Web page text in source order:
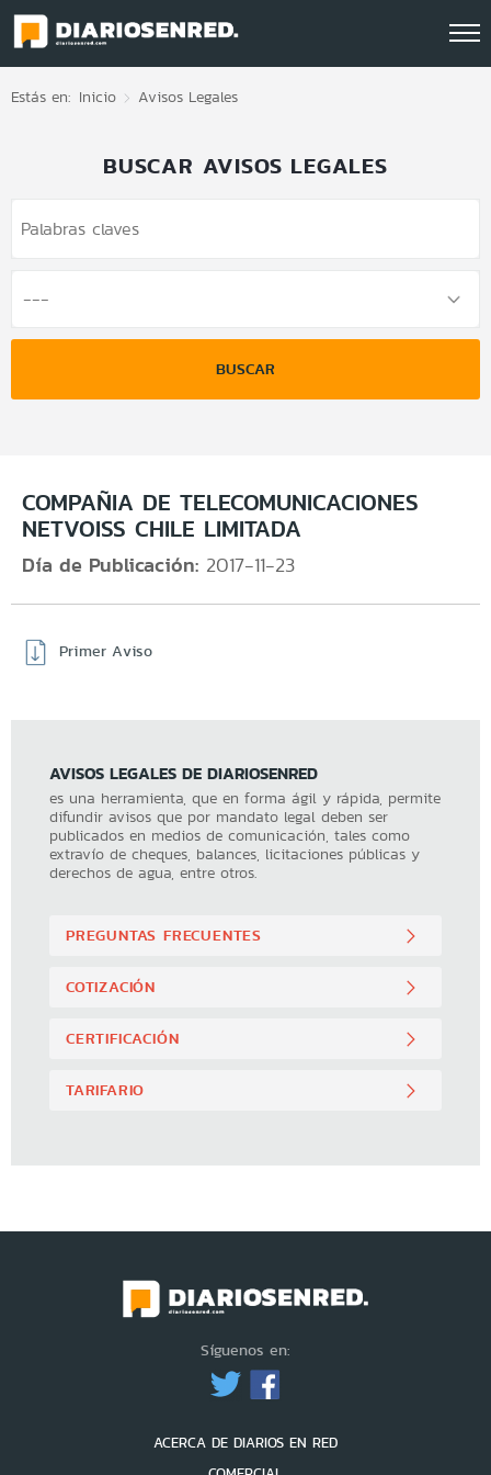
Click acá para ir directamente al contenido
Estás en: Inicio Avisos Legales
BUSCAR AVISOS LEGALES
BUSCAR
COMPAÑIA DE TELECOMUNICACIONES
NETVOISS CHILE LIMITADA
Día de Publicación: 2017-11-23
Primer Aviso
AVISOS LEGALES DE DIARIOSENRED
es una herramienta, que en forma ágil y rápida, permite
difundir avisos que por mandato legal deben ser
publicados en medios de comunicación, tales como
extravío de cheques, balances, licitaciones públicas y
derechos de agua, entre otros.
PREGUNTAS FRECUENTES
COTIZACIÓN
CERTIFICACIÓN
TARIFARIO
Síguenos en:
ACERCA DE DIARIOS EN RED